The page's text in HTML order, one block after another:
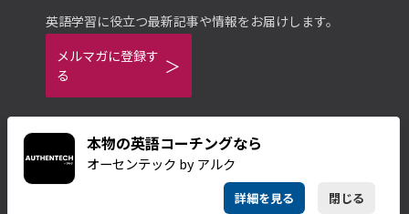
本物の英語コーチングなら
オーセンテック by アルク
詳細を見る 閉じる
英語学習に役立つ最新記事や情報をお届けします。
メルマガに登録す
る
ご利用規約
プライバシーポリシー